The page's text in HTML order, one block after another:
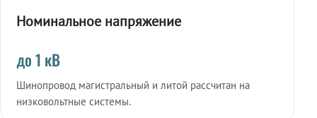
Номинальное напряжение
до 1 кВ
Шинопровод магистральный и литой рассчитан на
низковольтные системы.